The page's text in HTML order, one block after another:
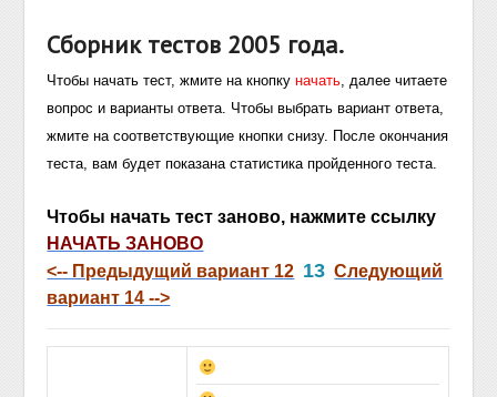
Сборник тестов 2005 года.
Чтобы начать тест, жмите на кнопкуначать, далее читаете
вопрос и варианты ответа. Чтобы выбрать вариант ответа,
жмите на соответствующие кнопки снизу. После окончания
теста, вам будет показана статистика пройденного теста.
Чтобы начать тест заново, нажмите ссылку
НАЧАТЬ ЗАНОВО
<-- Предыдущий вариант 12 13 Следующий
вариант 14 -->